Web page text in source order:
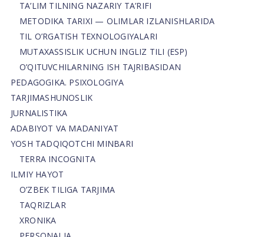
TA’LIM TILNING NAZARIY TA’RIFI
METODIKA TARIXI — OLIMLAR IZLANISHLARIDA
TIL O’RGATISH TEXNOLOGIYALARI
MUTAXASSISLIK UCHUN INGLIZ TILI (ESP)
O’QITUVCHILARNING ISH TAJRIBASIDAN
PEDAGOGIKA. PSIXOLOGIYA
TARJIMASHUNOSLIK
JURNALISTIKA
ADABIYOT VA MADANIYAT
YOSH TADQIQOTCHI MINBARI
TERRA INCOGNITA
ILMIY HAYOT
O’ZBEK TILIGA TARJIMA
TAQRIZLAR
XRONIKA